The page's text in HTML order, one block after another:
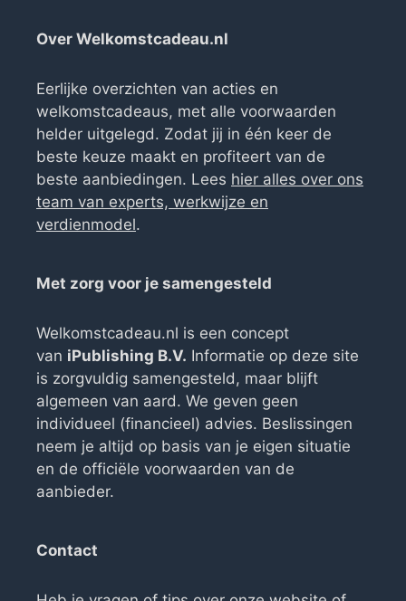
Over Welkomstcadeau.nl
Eerlijke overzichten van acties en
welkomstcadeaus, met alle voorwaarden
helder uitgelegd. Zodat jij in één keer de
beste keuze maakt en profiteert van de
beste aanbiedingen. Lees hier alles over ons
team van experts, werkwijze en
verdienmodel.
Met zorg voor je samengesteld
Welkomstcadeau.nl is een concept
van iPublishing B.V. Informatie op deze site
is zorgvuldig samengesteld, maar blijft
algemeen van aard. We geven geen
individueel (financieel) advies. Beslissingen
neem je altijd op basis van je eigen situatie
en de officiële voorwaarden van de
aanbieder.
Contact